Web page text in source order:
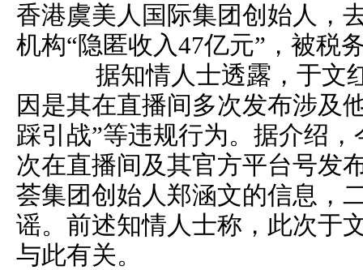
香港虞美人国际集团创始人，
机构“隐匿收入47亿元”，被税
据知情人士透露，于文
因是其在直播间多次发布涉及
踩引战”等违规行为。据介绍
次在直播间及其官方平台号发
荟集团创始人郑涵文的信息，
谣。前述知情人士称，此次于
与此有关。